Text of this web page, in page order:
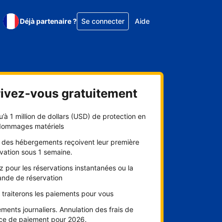
Déjà partenaire ? Se connecter Aide
vous gratuitement
1 million de dollars (USD) de protection en
matériels
des hébergements reçoivent leur première
sous 1 semaine.
pour les réservations instantanées ou la
de réservation
traiterons les paiements pour vous
journaliers. Annulation des frais de
de paiement pour 2026.